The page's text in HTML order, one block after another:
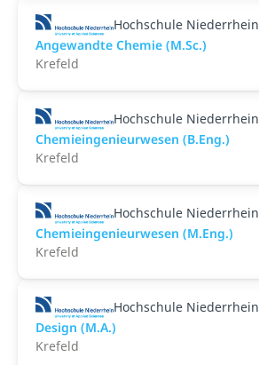
Hochschule Niederrhein
Angewandte Chemie (M.Sc.)
Krefeld
Hochschule Niederrhein
Chemieingenieurwesen (B.Eng.)
Krefeld
Hochschule Niederrhein
Chemieingenieurwesen (M.Eng.)
Krefeld
Hochschule Niederrhein
Design (M.A.)
Krefeld